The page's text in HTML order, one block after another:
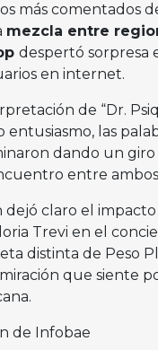
más comentados
mezcla entre
despertó sorpresa
en internet.
de “Dr.
entusiasmo, las
dando un giro
entre ambos
dejó claro el
Trevi en el
distinta de Peso
que siente
de Infobae